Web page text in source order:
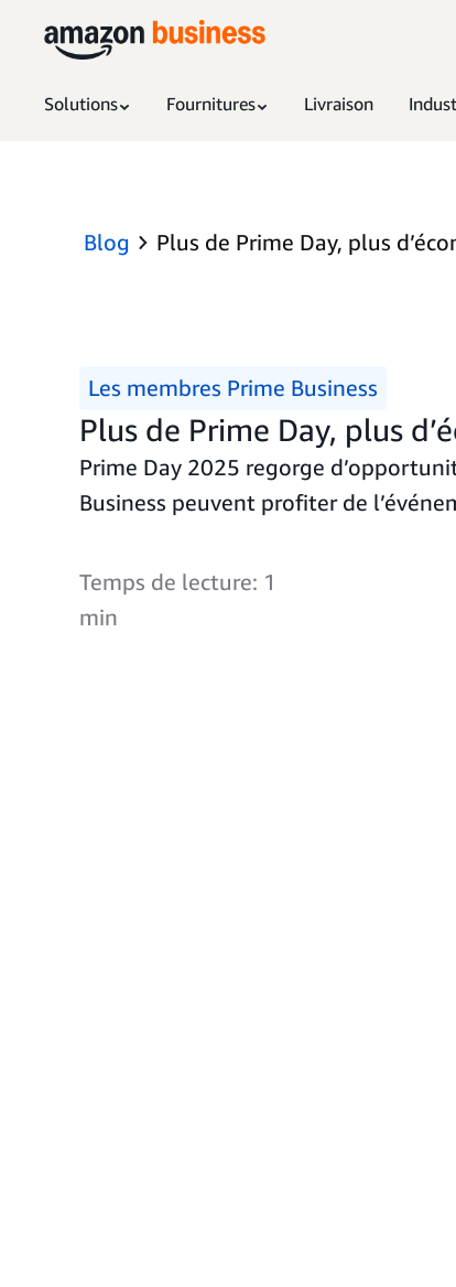
Solutions Fournitures Livraison
Blog Plus de Prime Day, plus
Les membres Prime Business
Plus de Prime Day, plus
Prime Day 2025 regorge
Business peuvent profiter de
Temps de lecture: 1
min